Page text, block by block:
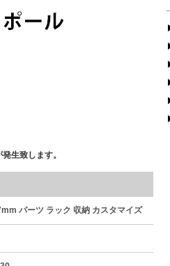
生致します。
パーツ ラック 収納 カスタマイズ